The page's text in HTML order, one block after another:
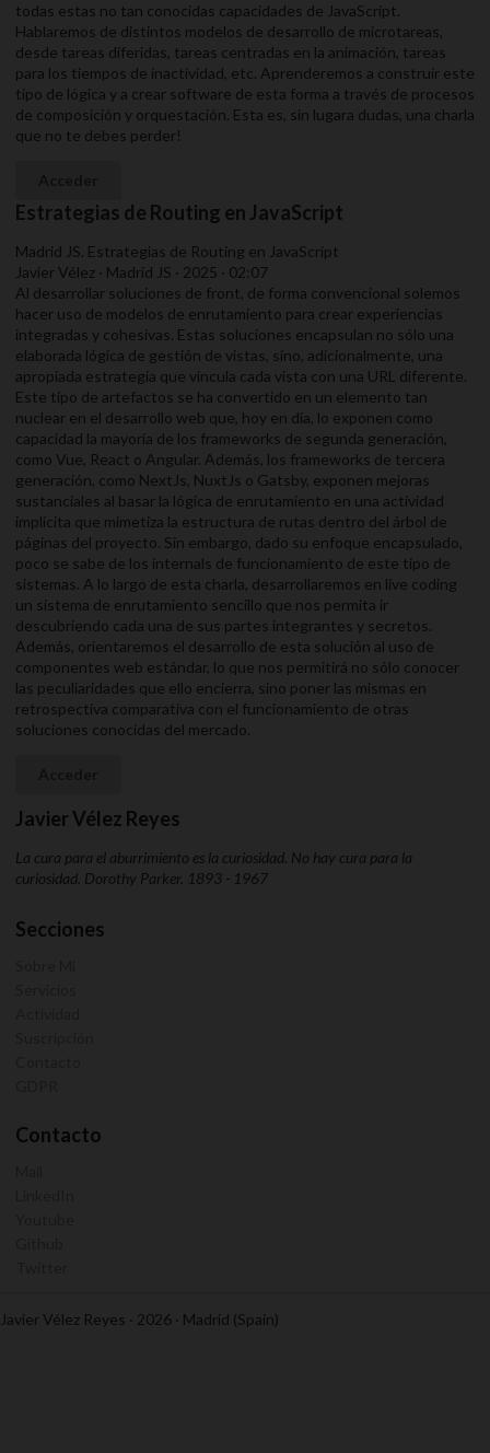
todas estas no tan conocidas capacidades de JavaScript.
Hablaremos de distintos modelos de desarrollo de microtareas,
desde tareas diferidas, tareas centradas en la animación, tareas
para los tiempos de inactividad, etc. Aprenderemos a construir este
tipo de lógica y a crear software de esta forma a través de procesos
de composición y orquestación. Esta es, sin lugara dudas, una charla
que no te debes perder!
Estrategias de Routing en JavaScript
Madrid JS. Estrategias de Routing en JavaScript
Javier Vélez · Madrid JS · 2025 · 02:07
Al desarrollar soluciones de front, de forma convencional solemos
hacer uso de modelos de enrutamiento para crear experiencias
integradas y cohesivas. Estas soluciones encapsulan no sólo una
elaborada lógica de gestión de vistas, sino, adicionalmente, una
apropiada estrategia que vincula cada vista con una URL diferente.
Este tipo de artefactos se ha convertido en un elemento tan
nuclear en el desarrollo web que, hoy en día, lo exponen como
capacidad la mayoría de los frameworks de segunda generación,
como Vue, React o Angular. Además, los frameworks de tercera
generación, como NextJs, NuxtJs o Gatsby, exponen mejoras
sustanciales al basar la lógica de enrutamiento en una actividad
implícita que mimetiza la estructura de rutas dentro del árbol de
páginas del proyecto. Sin embargo, dado su enfoque encapsulado,
poco se sabe de los internals de funcionamiento de este tipo de
sistemas. A lo largo de esta charla, desarrollaremos en live coding
un sistema de enrutamiento sencillo que nos permita ir
descubriendo cada una de sus partes integrantes y secretos.
Además, orientaremos el desarrollo de esta solución al uso de
componentes web estándar, lo que nos permitirá no sólo conocer
las peculiaridades que ello encierra, sino poner las mismas en
retrospectiva comparativa con el funcionamiento de otras
soluciones conocidas del mercado.
Javier Vélez Reyes
La cura para el aburrimiento es la curiosidad. No hay cura para la
curiosidad. Dorothy Parker. 1893 - 1967
Secciones
Contacto
Javier Vélez Reyes · 2026 · Madrid (Spain)